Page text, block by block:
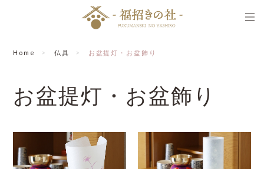
Home 仏具 お盆提灯・お盆飾り
お盆提灯・お盆飾り